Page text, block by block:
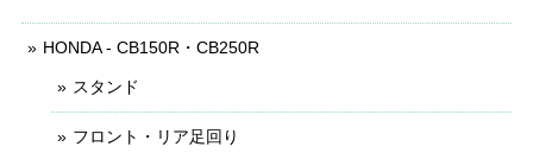
HONDA - CB150R・CB250R
スタンド
フロント・リア足回り